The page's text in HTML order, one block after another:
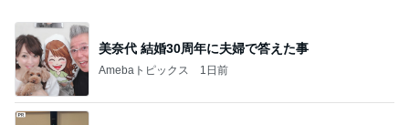
美奈代 結婚30周年に夫婦で答えた事
Amebaトピックス 1日前